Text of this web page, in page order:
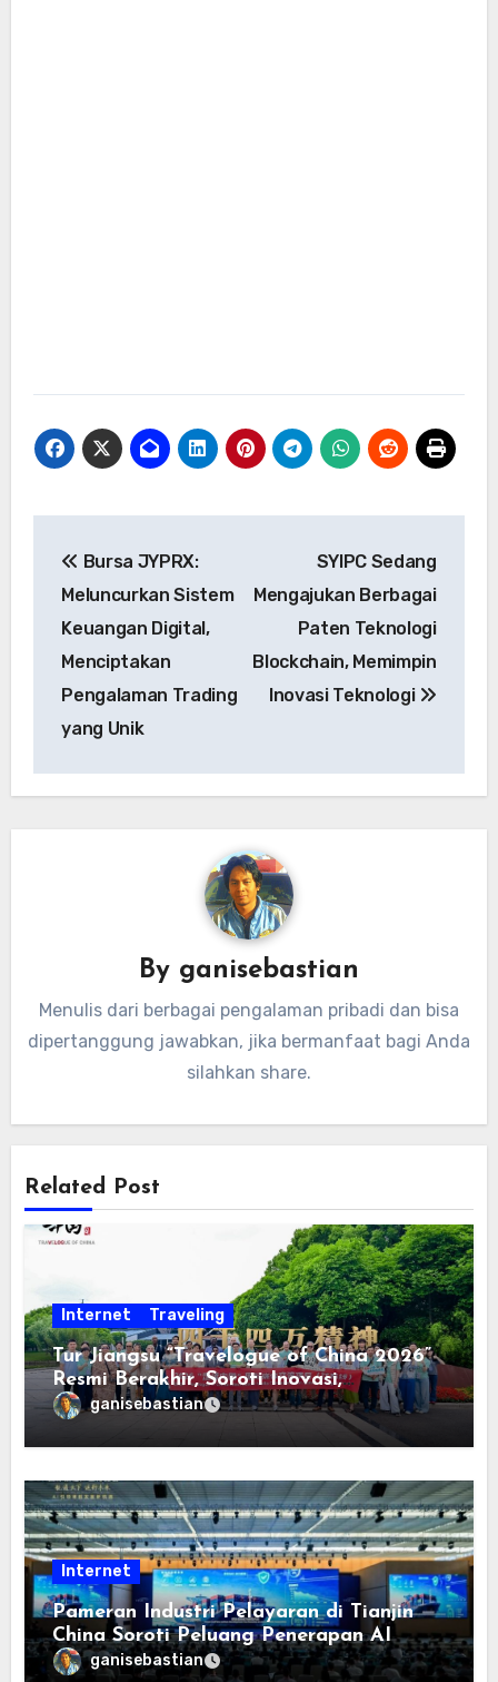
pos
Bursa JYPRX:
Meluncurkan Sistem
Keuangan Digital,
Menciptakan
Pengalaman Trading
yang Unik
SYIPC Sedang
Mengajukan Berbagai
Paten Teknologi
Blockchain, Memimpin
Inovasi Teknologi
By ganisebastian
Menulis dari berbagai pengalaman pribadi dan bisa
dipertanggung jawabkan, jika bermanfaat bagi Anda
silahkan share.
Related Post
Internet Traveling
Tur Jiangsu “Travelogue of China 2026”
Resmi Berakhir, Soroti Inovasi,
Keterbukaan, dan Pembangunan
Berorientasi pada Masyarakat
ganisebastian
Internet
Pameran Industri Pelayaran di Tianjin
China Soroti Peluang Penerapan AI
ganisebastian